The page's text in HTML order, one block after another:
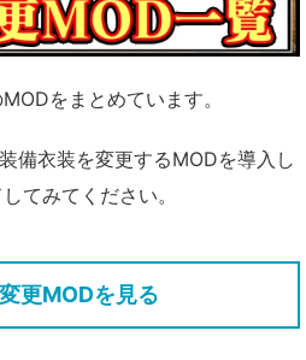
をまとめています。
備衣装を変更するMODを導入し
てみてください。
更MODを見る